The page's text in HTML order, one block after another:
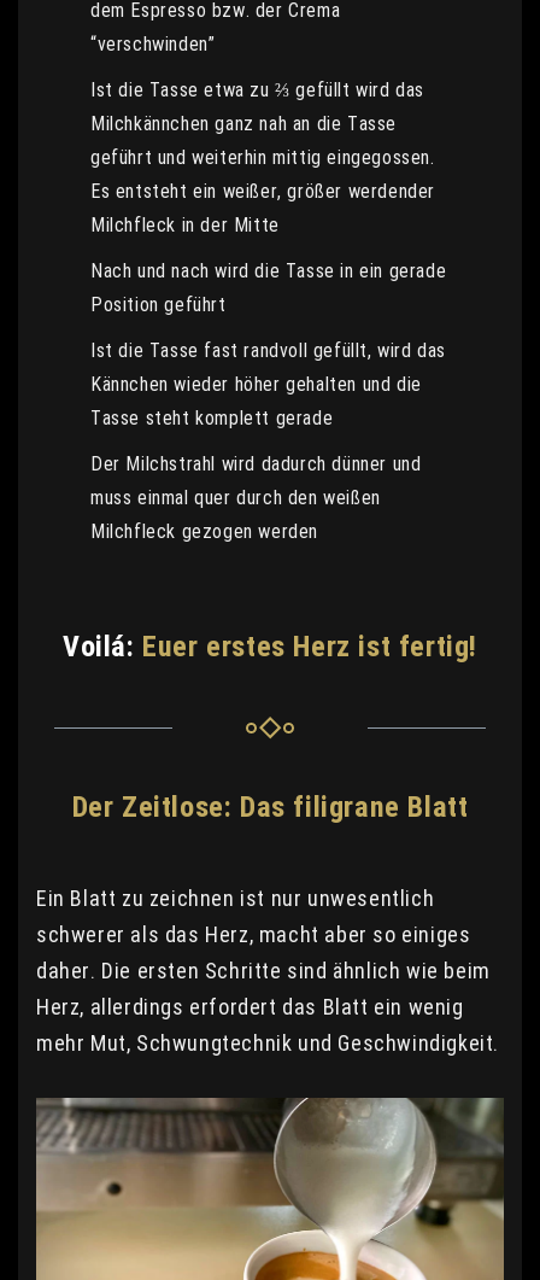
dem Espresso bzw. der Crema
“verschwinden”
Ist die Tasse etwa zu ⅔ gefüllt wird das
Milchkännchen ganz nah an die Tasse
geführt und weiterhin mittig eingegossen.
Es entsteht ein weißer, größer werdender
Milchfleck in der Mitte
Nach und nach wird die Tasse in ein gerade
Position geführt
Ist die Tasse fast randvoll gefüllt, wird das
Kännchen wieder höher gehalten und die
Tasse steht komplett gerade
Der Milchstrahl wird dadurch dünner und
muss einmal quer durch den weißen
Milchfleck gezogen werden
Voilá: Euer erstes Herz ist fertig!
Der Zeitlose: Das filigrane Blatt
Ein Blatt zu zeichnen ist nur unwesentlich
schwerer als das Herz, macht aber so einiges
daher. Die ersten Schritte sind ähnlich wie beim
Herz, allerdings erfordert das Blatt ein wenig
mehr Mut, Schwungtechnik und Geschwindigkeit.